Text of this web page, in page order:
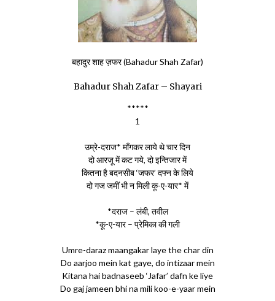
बहादुर शाह ज़फर (Bahadur Shah Zafar)
Bahadur Shah Zafar – Shayari
*****
1
उम्रे-दराज* मॉंगकर लाये थे चार दिन
दो आरजू में कट गये, दो इन्तिजार में
कितना है बदनसीब ‘जफर’ दफ्न के लिये
दो गज जमीं भी न मिली कू-ए-यार* में
*दराज – लंबी, तवील
*कू-ए-यार – प्रेमिका की गली
Umre-daraz maangakar laye the char din
Do aarjoo mein kat gaye, do intizaar mein
Kitana hai badnaseeb ‘Jafar’ dafn ke liye
Do gaj jameen bhi na mili koo-e-yaar mein